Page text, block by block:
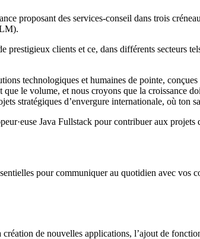
proposant des services-conseil dans trois
clients et ce, dans différents secteurs
technologiques et humaines de pointe,
le volume, et nous croyons que la croissance
stratégiques d’envergure internationale, où ton
Java Fullstack pour contribuer aux
pour communiquer au quotidien avec vos
de nouvelles applications, l’ajout de